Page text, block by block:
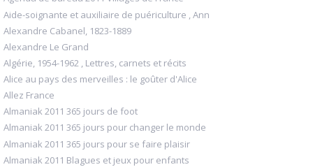
Aide-soignante et auxiliaire de puériculture , Ann
Alexandre Cabanel, 1823-1889
Alexandre Le Grand
Algérie, 1954-1962 , Lettres, carnets et récits
Alice au pays des merveilles : le goûter d'Alice
Allez France
Almaniak 2011 365 jours de foot
Almaniak 2011 365 jours pour changer le monde
Almaniak 2011 365 jours pour se faire plaisir
Almaniak 2011 Blagues et jeux pour enfants